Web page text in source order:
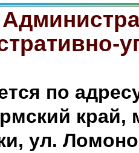
по
край,
ул.